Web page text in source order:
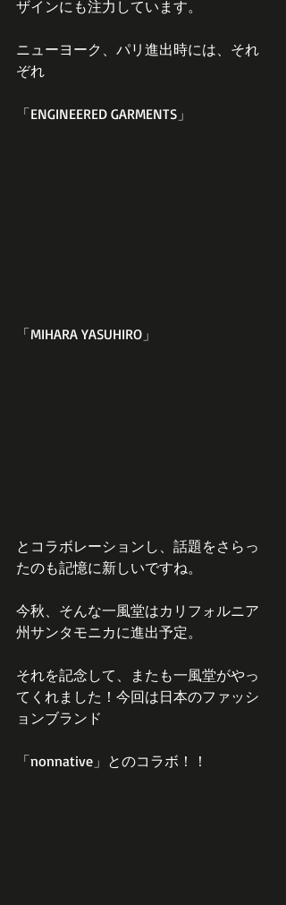
ザインにも注力しています。
ニューヨーク、パリ進出時には、それ
ぞれ
「ENGINEERED GARMENTS」
「MIHARA YASUHIRO」
とコラボレーションし、話題をさらっ
たのも記憶に新しいですね。
今秋、そんな一風堂はカリフォルニア
州サンタモニカに進出予定。
それを記念して、またも一風堂がやっ
てくれました！今回は日本のファッシ
ョンブランド
「nonnative」とのコラボ！！